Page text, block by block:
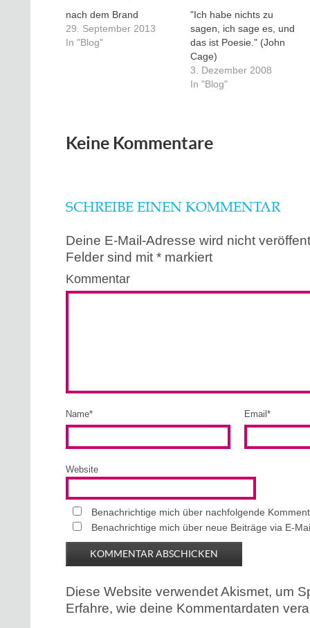
nach dem Brand
29. September 2013
In "Blog"
"Ich habe nichts zu
sagen, ich sage es, und
das ist Poesie." (John
Cage)
3. Dezember 2008
In "Blog"
Keine Kommentare
SCHREIBE EINEN KOMMENTAR
Deine E-Mail-Adresse wird nicht
Felder sind mit * markiert
Kommentar
Name* Email *
Website
Benachrichtige mich über nachfolgende
Benachrichtige mich über neue Beiträge via E-
Diese Website verwendet Akismet, um
Erfahre, wie deine Kommentardaten